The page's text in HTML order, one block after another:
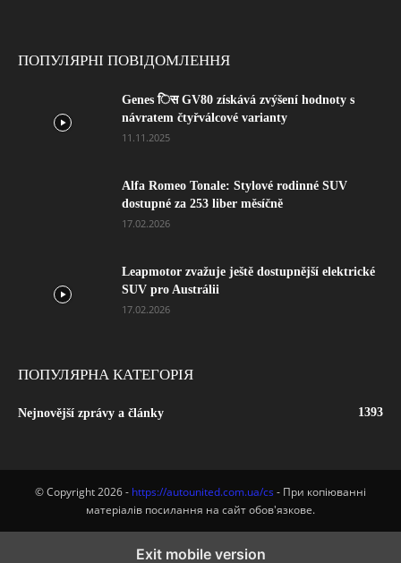
ПОПУЛЯРНІ ПОВІДОМЛЕННЯ
Genes िस GV80 získává zvýšení hodnoty s
návratem čtyřválcové varianty
11.11.2025
Alfa Romeo Tonale: Stylové rodinné SUV
dostupné za 253 liber měsíčně
17.02.2026
Leapmotor zvažuje ještě dostupnější elektrické
SUV pro Austrálii
17.02.2026
ПОПУЛЯРНА КАТЕГОРІЯ
Nejnovější zprávy a články 1393
© Copyright 2026 - https://autounited.com.ua/cs- При копіюванні
матеріалів посилання на сайт обов'язкове.
Exit mobile version